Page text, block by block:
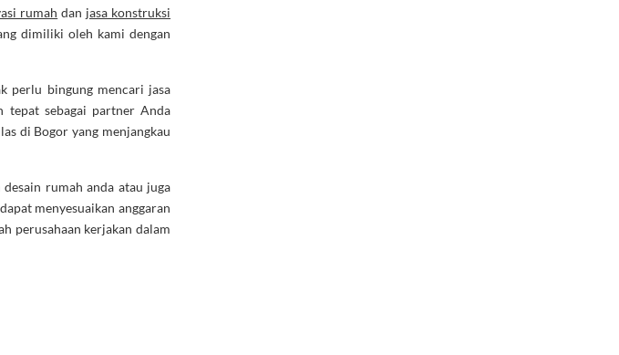
rumah dan jasa konstruksi
dimiliki oleh kami dengan
perlu bingung mencari jasa
tepat sebagai partner Anda
di Bogor yang menjangkau
rumah anda atau juga
menyesuaikan anggaran
perusahaan kerjakan dalam